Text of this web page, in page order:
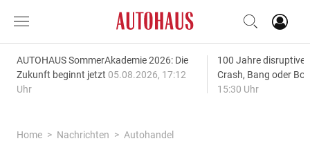
AUTOHAUS SommerAkademie 2026: Die
Zukunft beginnt jetzt 05.08.2026, 17:12
Uhr
100 Jahre disruptive
Crash, Bang oder
15:30 Uhr
Home Nachrichten
Autohandel